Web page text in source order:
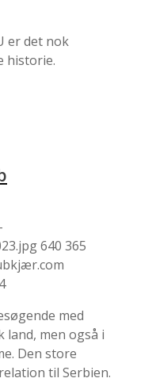
er det nok
historie.
640 365
med
men også i
Den store
til Serbien.